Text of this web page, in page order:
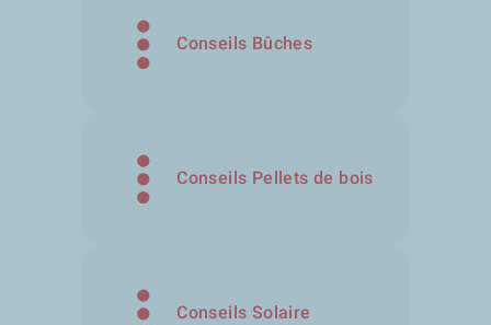
Conseils Bûches
Conseils Pellets de bois
Conseils Solaire